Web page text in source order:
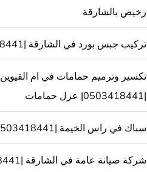
رخيص بالشارقة
تركيب جبس بورد في الشارقة |0503418441
تكسير وترميم حمامات في ام القيوين
|0503418441| عزل حمامات
سباك في راس الخيمة |0503418441